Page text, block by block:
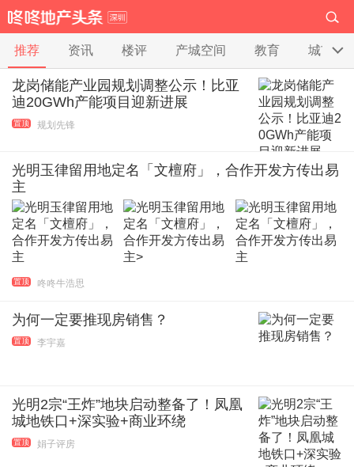
推荐 资讯 楼评 产城空间 教育 城市更
龙岗储能产业园规划调整公示！比亚
迪20GWh产能项目迎新进展
置顶 规划先锋
光明玉律留用地定名「文檀府」，合作开发方传出易
主
置顶 咚咚牛浩思
为何一定要推现房销售？
置顶 李宇嘉
光明2宗“王炸”地块启动整备了！凤凰
城地铁口+深实验+商业环绕
置顶 娟子评房